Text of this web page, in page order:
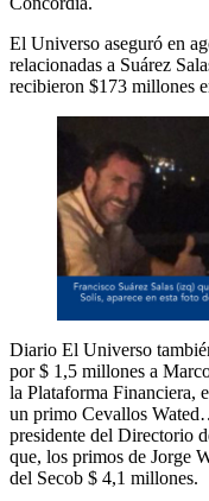
El Universo aseguró en
relacionadas a Suárez
recibieron $173 millones
Diario El Universo
por $ 1,5 millones a
la Plataforma Financiera,
un primo Cevallos
presidente del Directorio
que, los primos de Jorge
del Secob $ 4,1 millones.